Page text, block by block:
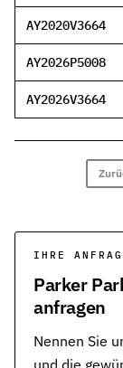
AY2020V3664
AY2026P5008
AY2026V3664
IHRE
Parker
anfragen
Nennen Sie
und die